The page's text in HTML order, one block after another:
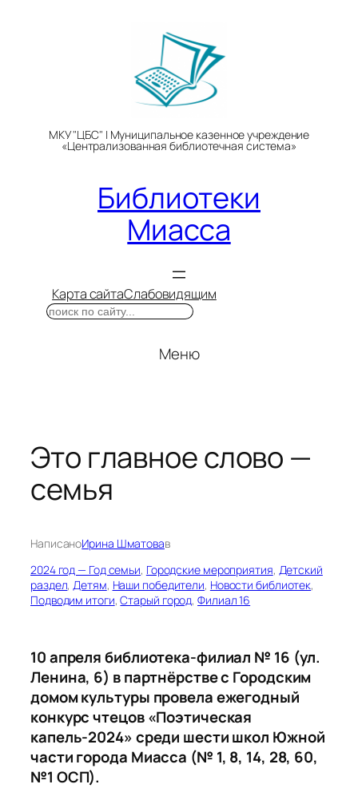
МКУ "ЦБС" | Муниципальное казенное учреждение
«Централизованная библиотечная система»
Библиотеки
Миасса
Карта сайтаСлабовидящим
Поиск
Меню
Это главное слово —
семья
НаписаноИрина Шматовав
2024 год — Год семьи, Городские мероприятия, Детский
раздел, Детям, Наши победители, Новости библиотек
Подводим итоги, Старый город, Филиал 16
10 апреля библиотека-филиал № 16 (ул.
Ленина, 6) в партнёрстве с Городским
домом культуры провела ежегодный
конкурс чтецов «Поэтическая
капель-2024» среди шести школ Южной
части города Миасса (№ 1, 8, 14, 28, 60,
№1 ОСП).